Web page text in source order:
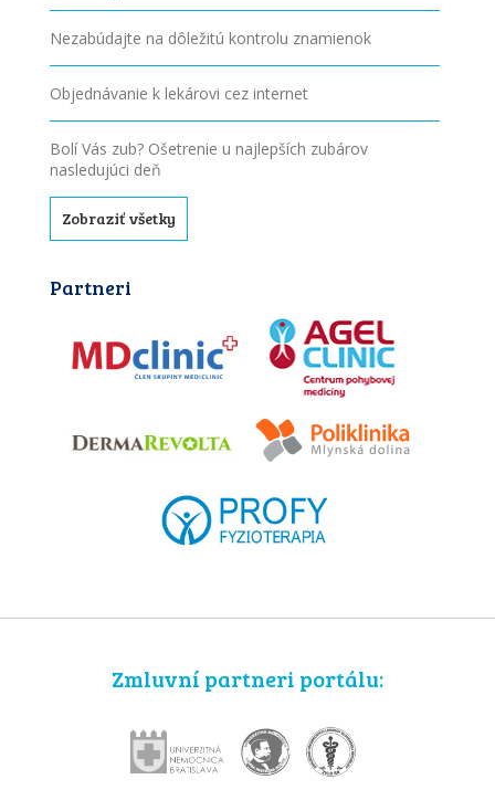
Nezabúdajte na dôležitú kontrolu znamienok
Objednávanie k lekárovi cez internet
Bolí Vás zub? Ošetrenie u najlepších zubárov
nasledujúci deň
Zobraziť všetky
Partneri
Zmluvní partneri portálu: